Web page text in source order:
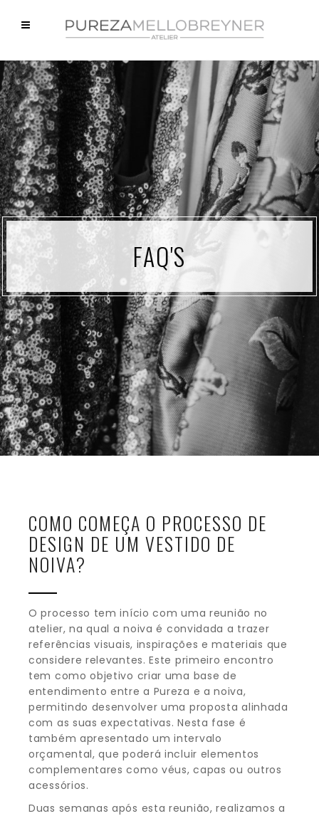
FAQ'S
COMO COMEÇA O PROCESSO DE
DESIGN DE UM VESTIDO DE
NOIVA?
O processo tem início com uma reunião no
atelier, na qual a noiva é convidada a trazer
referências visuais, inspirações e materiais que
considere relevantes. Este primeiro encontro
tem como objetivo criar uma base de
entendimento entre a Pureza e a noiva,
permitindo desenvolver uma proposta alinhada
com as suas expectativas. Nesta fase é
também apresentado um intervalo
orçamental, que poderá incluir elementos
complementares como véus, capas ou outros
acessórios.
Duas semanas após esta reunião, realizamos a